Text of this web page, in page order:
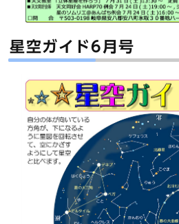
星空ガイド6月号